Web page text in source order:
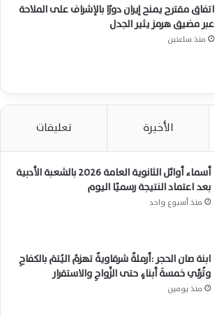
اتفاق مقترح يمنح إيران دورًا بالإشراف على الملاحة
عبر مضيق هرمز يثير الجدل
منذ ساعتين
الأخيرة تعليقات
أسماء أوائل الثانوية العامة 2026 بالشعبة الأدبية
بعد اعتماد النتيجة رسميًا اليوم
منذ أسبوع واحد
ابنة صان الحجر :أرملةٌ شرقاويةٌ تهزمُ اليُتمَ بالكفاحِ
وتُربِّي خمسةَ أبناءٍ حتى الزَّواجِ والاستقرار
منذ يومين